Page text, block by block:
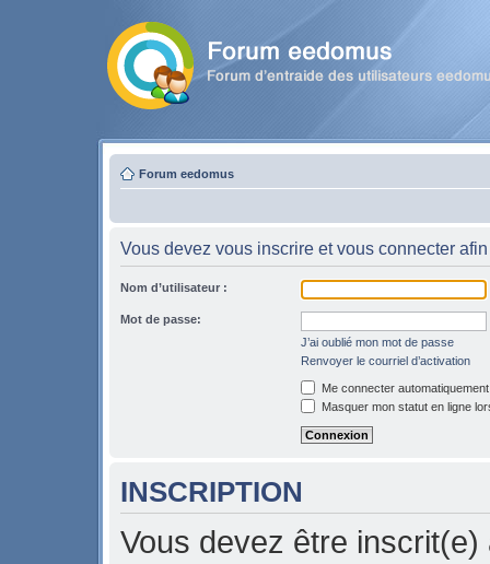
Forum eedomus
Vous devez vous inscrire et vous connecter
Nom d’utilisateur :
Mot de passe:
J’ai oublié mon mot de passe
Renvoyer le courriel d’activation
Me connecter
Masquer mon statut en ligne
INSCRIPTION
Vous devez être